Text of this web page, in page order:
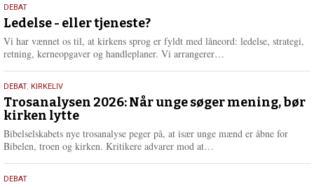
e
r
e
10.
juni
2026
DEBAT
Ledelse - eller tjeneste?
Vi har vænnet os til, at kirkens sprog er fyldt med låneord: ledelse, strategi,
retning, kerneopgaver og handleplaner. Vi arrangerer…
e
2.
juni
2026
DEBAT, KIRKELIV
Trosanalysen 2026: Når unge søger mening, bør
kirken lytte
Bibelselskabets nye trosanalyse peger på, at især unge mænd er åbne for
Bibelen, troen og kirken. Kritikere advarer mod at…
18.
DEBAT